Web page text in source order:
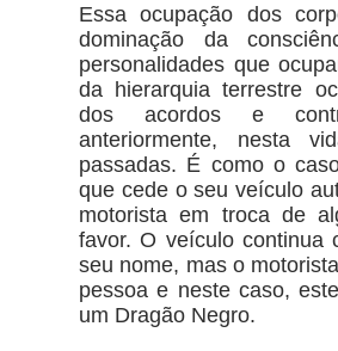
Essa ocupação dos
dominação da
personalidades que
da hierarquia terrestre
dos acordos e
anteriormente, nesta
passadas. É como o
que cede o seu veículo
motorista em troca de
favor. O veículo continua
seu nome, mas o
pessoa e neste caso,
um Dragão Negro.